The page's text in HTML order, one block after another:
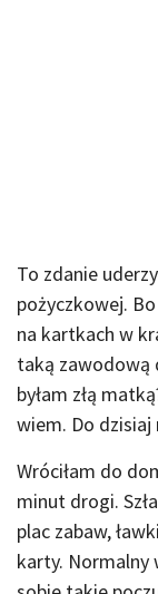
To zdanie
pożyczkowej.
na kartkach w
taką zawodową
byłam złą
wiem. Do dzisiaj
Wróciłam do
minut drogi.
plac zabaw,
karty. Normalny